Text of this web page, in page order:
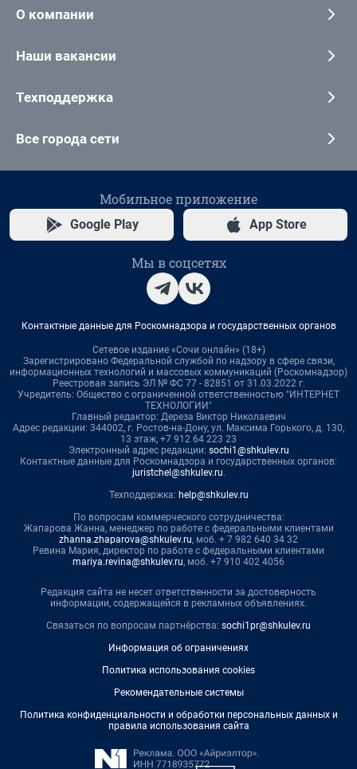
О компании
Наши вакансии
Техподдержка
Все города сети
Мобильное приложение
Google Play App Store
Мы в соцсетях
Контактные данные для Роскомнадзора и государственных органов
Сетевое издание «Сочи онлайн» (18+)
Зарегистрировано Федеральной службой по надзору в сфере связи,
информационных технологий и массовых коммуникаций (Роскомнадзор)
Реестровая запись ЭЛ № ФС 77 - 82851 от 31.03.2022 г.
Учредитель: Общество с ограниченной ответственностью "ИНТЕРНЕТ
ТЕХНОЛОГИИ"
Главный редактор: Дереза Виктор Николаевич
Адрес редакции: 344002, г. Ростов-на-Дону, ул. Максима Горького, д. 130,
13 этаж, +7 912 64 223 23
Электронный адрес редакции: sochi1@shkulev.ru
Контактные данные для Роскомнадзора и государственных органов:
juristchel@shkulev.ru.
Техподдержка: help@shkulev.ru
По вопросам коммерческого сотрудничества:
Жапарова Жанна, менеджер по работе с федеральными клиентами
zhanna.zhaparova@shkulev.ru, моб. + 7 982 640 34 32
Ревина Мария, директор по работе с федеральными клиентами
mariya.revina@shkulev.ru, моб. +7 910 402 4056
Редакция сайта не несет ответственности за достоверность
информации, содержащейся в рекламных объявлениях.
Связаться по вопросам партнёрства: sochi1pr@shkulev.ru
Информация об ограничениях
Политика использования cookies
Рекомендательные системы
Политика конфиденциальности и обработки персональных данных и
правила использования сайта